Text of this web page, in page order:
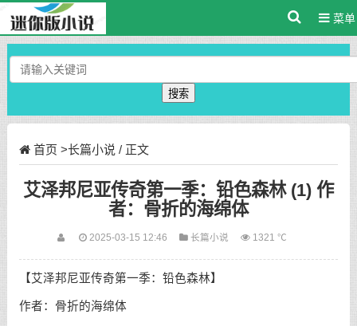
菜单
搜索
首页 >长篇小说 / 正文
艾泽邦尼亚传奇第一季：铅色森林 (1) 作
者：骨折的海绵体
2025-03-15 12:46 长篇小说 1321 ℃
【艾泽邦尼亚传奇第一季：铅色森林】
作者：骨折的海绵体